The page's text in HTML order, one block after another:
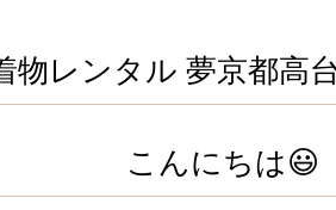
物レンタル 夢京都高
こんにちは😃